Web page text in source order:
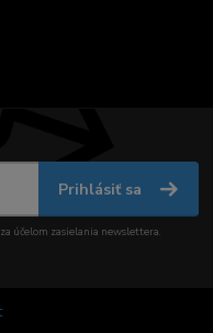
Prihlásiť sa
za účelom zasielania newslettera.